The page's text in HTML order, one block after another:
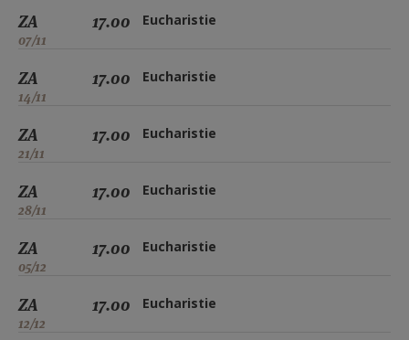
ZA
07/11
17.00 Eucharistie
ZA
14/11
17.00 Eucharistie
ZA
21/11
17.00 Eucharistie
ZA
28/11
17.00 Eucharistie
ZA
05/12
17.00 Eucharistie
ZA
12/12
17.00 Eucharistie